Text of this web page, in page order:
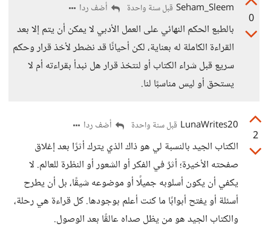
0
Seham_Sleem قبل سنة واحدة أضف ردا
بالطبع الحكم النهائي على العمل الأدبي لا يمكن أن يتم إلا بعد
القراءة الكاملة له بعناية، لكن أحيانًا قد نضطر لأخذ قرار وحكم
سريع قبل شراء الكتاب أو لنتخذ قرار هل نبدأ بقراءته أم لا
يستحق أو ليس مناسبًا لنا.
2
LunaWrites20 قبل سنة واحدة أضف ردا
الكتاب الجيد بالنسبة لي هو ذاك الذي يترك أثرًا بعد إغلاق
صفحته الأخيرة؛ أثرٌ في الفكر أو الشعور أو النظرة للعالم. لا
يكفي أن يكون أسلوبه جميلًا أو موضوعه شيقًا، بل أن يطرح
أسئلة أو يفتح أبوابًا ما كنت أعلم بوجودها. كل قراءة هي رحلة،
والكتاب الجيد هو من يظل صداه عالقًا بعد الوصول.